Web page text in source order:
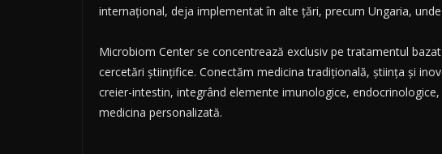
internațional, deja implementat în alte țări, precum Ungaria,
Microbiom Center se concentrează exclusiv pe tratamentul
cercetări științifice. Conectăm medicina tradițională, știința și
creier-intestin, integrând elemente imunologice,
medicina personalizată.